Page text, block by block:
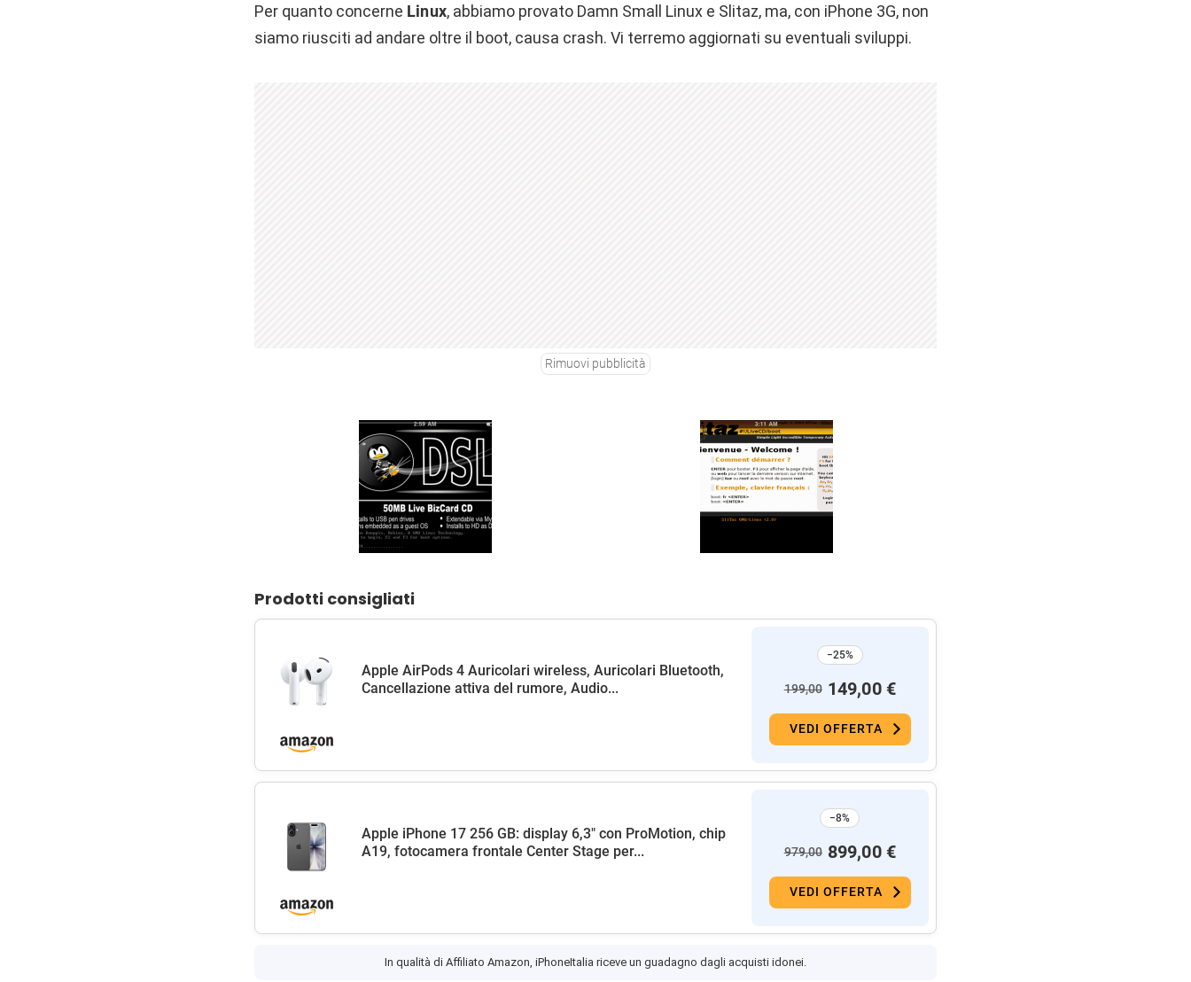
Per quanto concerne Linux, abbiamo provato Damn Small Linux e Slitaz, ma, con iPhone 3G, non
siamo riusciti ad andare oltre il boot, causa crash. Vi terremo aggiornati su eventuali sviluppi.
Rimuovi pubblicità
Prodotti consigliati
Apple AirPods 4 Auricolari wireless, Auricolari Bluetooth,
Cancellazione attiva del rumore, Audio...
−25%
199,00 149,00 €
VEDI OFFERTA
Apple iPhone 17 256 GB: display 6,3" con ProMotion, chip
A19, fotocamera frontale Center Stage per...
−8%
979,00 899,00 €
VEDI OFFERTA
In qualità di Affiliato Amazon, iPhoneItalia riceve un guadagno dagli acquisti idonei.